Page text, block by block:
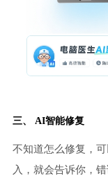
三、 AI智能修复
不知道怎么修复，
入，就会告诉你，